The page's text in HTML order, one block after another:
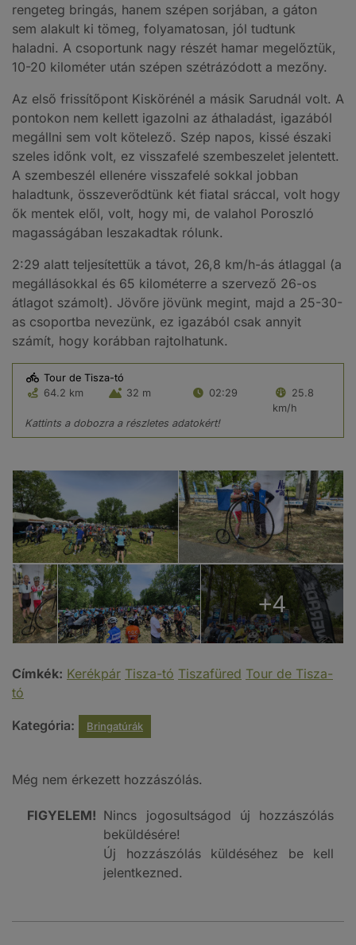
rengeteg bringás, hanem szépen sorjában, a gáton
sem alakult ki tömeg, folyamatosan, jól tudtunk
haladni. A csoportunk nagy részét hamar megelőztük,
10-20 kilométer után szépen szétrázódott a mezőny.
Az első frissítőpont Kiskörénél a másik Sarudnál volt. A
pontokon nem kellett igazolni az áthaladást, igazából
megállni sem volt kötelező. Szép napos, kissé északi
szeles időnk volt, ez visszafelé szembeszelet jelentett.
A szembeszél ellenére visszafelé sokkal jobban
haladtunk, összeverődtünk két fiatal sráccal, volt hogy
ők mentek elől, volt, hogy mi, de valahol Poroszló
magasságában leszakadtak rólunk.
2:29 alatt teljesítettük a távot, 26,8 km/h-ás átlaggal (a
megállásokkal és 65 kilométerre a szervező 26-os
átlagot számolt). Jövőre jövünk megint, majd a 25-30-
as csoportba nevezünk, ez igazából csak annyit
számít, hogy korábban rajtolhatunk.
Tour de Tisza-tó
64.2 km
32 m 02:29
25.8
km/h
Kattints a dobozra a részletes adatokért!
+4
Címkék: Kerékpár Tisza-tó Tiszafüred Tour de Tisza-
tó
Kategória: Bringatúrák
Még nem érkezett hozzászólás.
FIGYELEM! Nincs jogosultságod új hozzászólás
beküldésére!
Új hozzászólás küldéséhez be kell
jelentkezned.